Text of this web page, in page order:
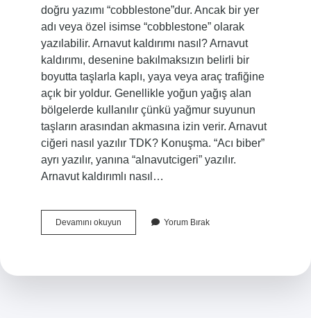
doğru yazımı “cobblestone”dur. Ancak bir yer
adı veya özel isimse “cobblestone” olarak
yazılabilir. Arnavut kaldırımı nasıl? Arnavut
kaldırımı, desenine bakılmaksızın belirli bir
boyutta taşlarla kaplı, yaya veya araç trafiğine
açık bir yoldur. Genellikle yoğun yağış alan
bölgelerde kullanılır çünkü yağmur suyunun
taşların arasından akmasına izin verir. Arnavut
ciğeri nasıl yazılır TDK? Konuşma. “Acı biber”
ayrı yazılır, yanına “alnavutcigeri” yazılır.
Arnavut kaldırımlı nasıl…
Devamını okuyunArnavut
Kaldırımlarında
Yorum Bırak